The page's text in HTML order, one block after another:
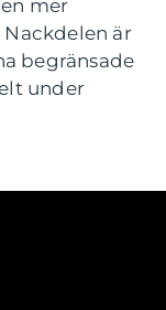
mer
Nackdelen är
begränsade
under